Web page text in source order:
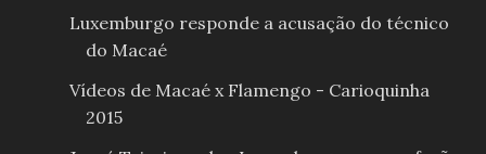
Luxemburgo responde a acusação do técnico
do Macaé
Vídeos de Macaé x Flamengo - Carioquinha
2015